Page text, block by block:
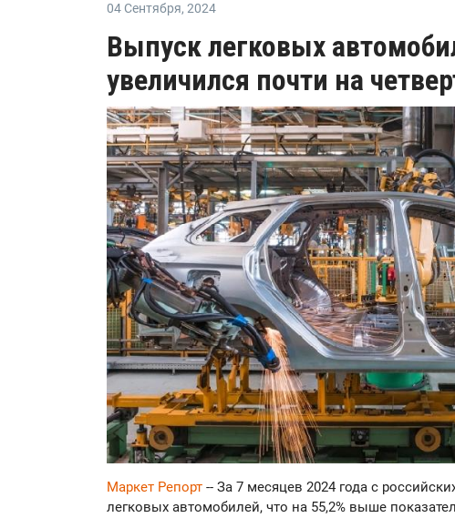
04 Сентября, 2024
Выпуск легковых
увеличился почти на
Маркет Репорт -- За 7 месяцев 2024 года с
легковых автомобилей, что на 55,2% выше